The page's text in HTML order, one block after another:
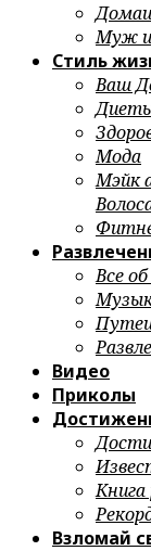
Муж
Стиль
Ваш
Мода
Мэйк
Все
Видео
Приколы
Книга
Взломай